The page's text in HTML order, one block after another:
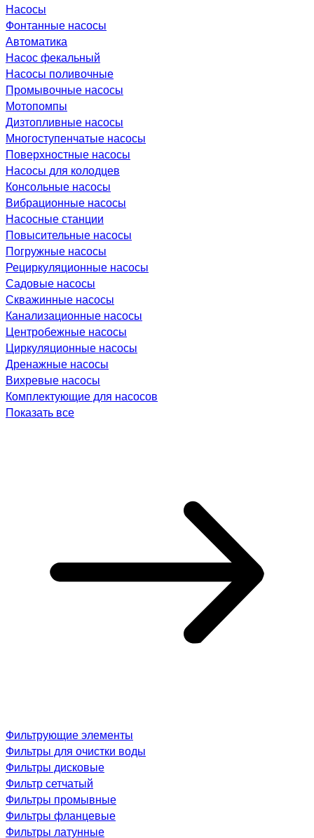
Насосы
Фонтанные насосы
Автоматика
Насос фекальный
Насосы поливочные
Промывочные насосы
Мотопомпы
Дизтопливные насосы
Многоступенчатые насосы
Поверхностные насосы
Насосы для колодцев
Консольные насосы
Вибрационные насосы
Насосные станции
Повысительные насосы
Погружные насосы
Рециркуляционные насосы
Садовые насосы
Скважинные насосы
Канализационные насосы
Центробежные насосы
Циркуляционные насосы
Дренажные насосы
Вихревые насосы
Комплектующие для насосов
Показать все
Фильтрующие элементы
Фильтры для очистки воды
Фильтры дисковые
Фильтр сетчатый
Фильтры промывные
Фильтры фланцевые
Фильтры латунные